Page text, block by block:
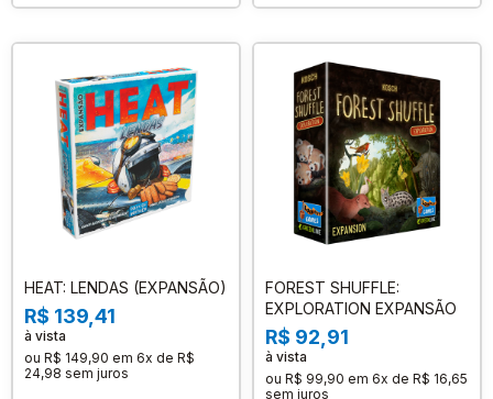
HEAT: LENDAS (EXPANSÃO)
R$ 139,41
à vista
ou R$ 149,90 em 6x de R$
24,98 sem juros
FOREST SHUFFLE:
EXPLORATION EXPANSÃO
R$ 92,91
à vista
ou R$ 99,90 em 6x de R$ 16,65
sem juros